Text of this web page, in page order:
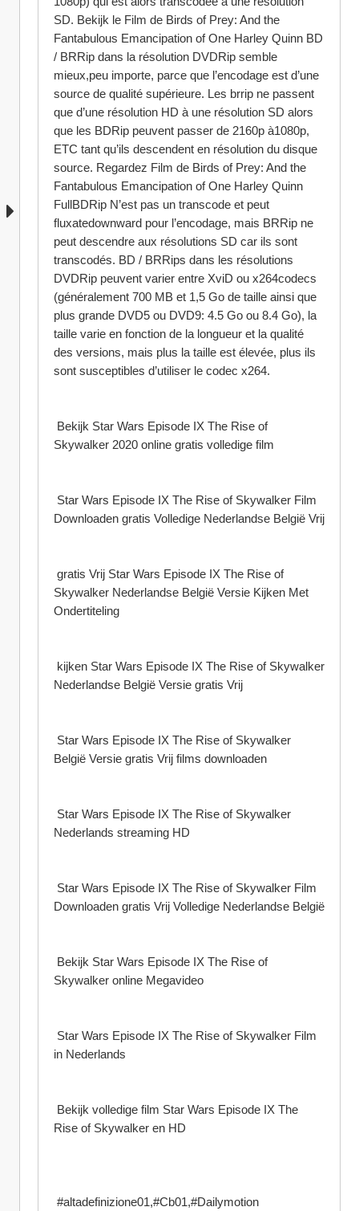
SD. Bekijk le Film de Birds of Prey: And the
Fantabulous Emancipation of One Harley Quinn BD
/ BRRip dans la résolution DVDRip semble
mieux,peu importe, parce que l’encodage est d’une
source de qualité supérieure. Les brrip ne passent
que d’une résolution HD à une résolution SD alors
que les BDRip peuvent passer de 2160p à1080p,
ETC tant qu’ils descendent en résolution du disque
source. Regardez Film de Birds of Prey: And the
Fantabulous Emancipation of One Harley Quinn
FullBDRip N’est pas un transcode et peut
fluxatedownward pour l’encodage, mais BRRip ne
peut descendre aux résolutions SD car ils sont
transcodés. BD / BRRips dans les résolutions
DVDRip peuvent varier entre XviD ou x264codecs
(généralement 700 MB et 1,5 Go de taille ainsi que
plus grande DVD5 ou DVD9: 4.5 Go ou 8.4 Go), la
taille varie en fonction de la longueur et la qualité
des versions, mais plus la taille est élevée, plus ils
sont susceptibles d’utiliser le codec x264.
Skywalker 2020 online gratis volledige film
Downloaden gratis Volledige Nederlandse België Vrij
Skywalker Nederlandse België Versie Kijken Met
Ondertiteling
Nederlandse België Versie gratis Vrij
België Versie gratis Vrij films downloaden
Nederlands streaming HD
Downloaden gratis Vrij Volledige Nederlandse België
Skywalker online Megavideo
in Nederlands
Rise of Skywalker en HD